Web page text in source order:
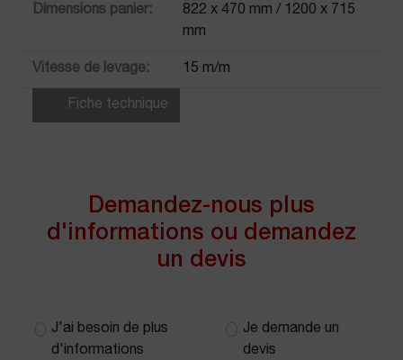
Dimensions panier:
822 x 470 mm / 1200 x 715
mm
Vitesse de levage: 15 m/m
Fiche technique
Demandez-nous plus
d'informations ou demandez
un devis
J'ai besoin de plus
d'informations
Je demande un
devis